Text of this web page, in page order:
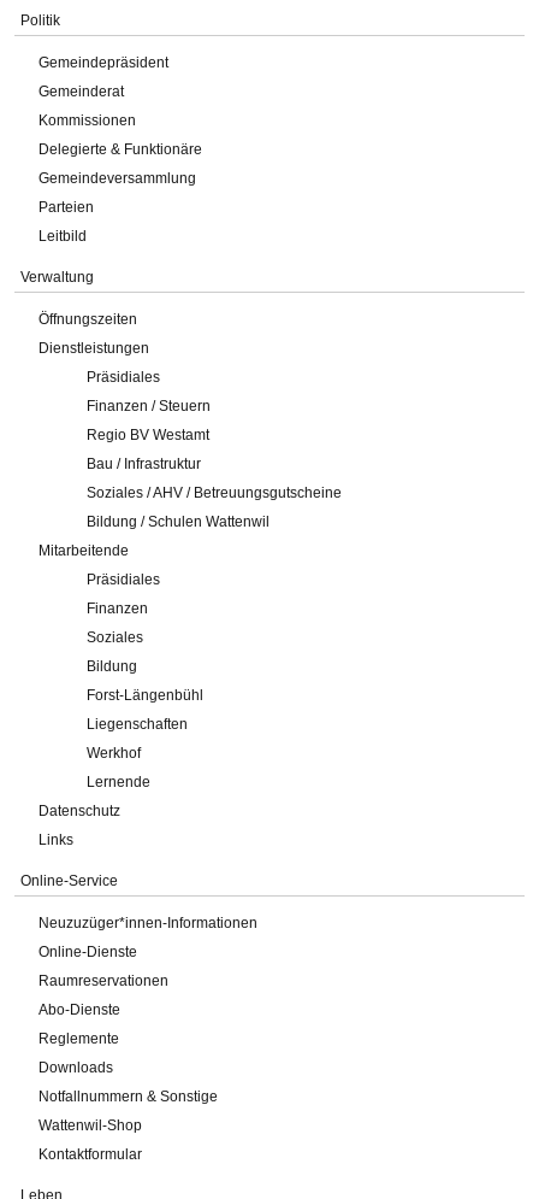
Politik
Gemeindepräsident
Gemeinderat
Kommissionen
Delegierte & Funktionäre
Gemeindeversammlung
Parteien
Leitbild
Verwaltung
Öffnungszeiten
Dienstleistungen
Präsidiales
Finanzen / Steuern
Regio BV Westamt
Bau / Infrastruktur
Soziales / AHV / Betreuungsgutscheine
Bildung / Schulen Wattenwil
Mitarbeitende
Präsidiales
Finanzen
Soziales
Bildung
Forst-Längenbühl
Liegenschaften
Werkhof
Lernende
Datenschutz
Links
Online-Service
Neuzuzüger*innen-Informationen
Online-Dienste
Raumreservationen
Abo-Dienste
Reglemente
Downloads
Notfallnummern & Sonstige
Wattenwil-Shop
Kontaktformular
Leben